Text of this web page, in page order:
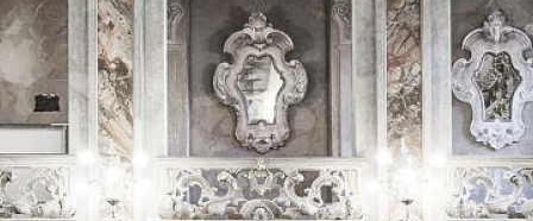
mezzanotte.
Il Caffè del Teatro Grande
Lasala del Ridottoè uno spazio di grande pregio,
con la finta balaustra che volge verso un cielo
impreziosito da figure di divinità olimpiche e dai
gruppi allegorici della Danza, della Commedia, della